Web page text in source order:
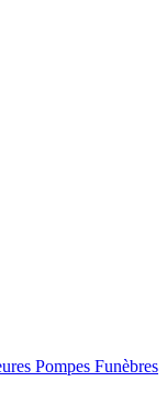
Pompes Funèbres